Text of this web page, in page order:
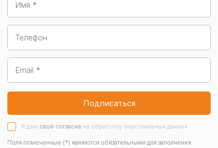
Подписаться
Я даю своё согласие на обработку персональных данных
Поля помеченные (*) являются обязательными для заполнения.